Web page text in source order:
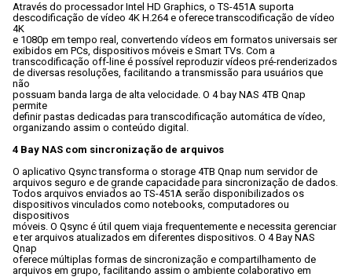
Através do processador Intel HD Graphics, o TS-451A suporta
descodificação de vídeo 4K H.264 e oferece transcodificação de vídeo
4K
e 1080p em tempo real, convertendo vídeos em formatos universais ser
exibidos em PCs, dispositivos móveis e Smart TVs. Com a
transcodificação off-line é possível reproduzir vídeos pré-renderizados
de diversas resoluções, facilitando a transmissão para usuários que
não
possuam banda larga de alta velocidade. O 4 bay NAS 4TB Qnap
permite
definir pastas dedicadas para transcodificação automática de vídeo,
organizando assim o conteúdo digital.
4 Bay NAS com sincronização de arquivos
O aplicativo Qsync transforma o storage 4TB Qnap num servidor de
arquivos seguro e de grande capacidade para sincronização de dados.
Todos arquivos enviados ao TS-451A serão disponibilizados os
dispositivos vinculados como notebooks, computadores ou
dispositivos
móveis. O Qsync é útil quem viaja frequentemente e necessita gerenciar
e ter arquivos atualizados em diferentes dispositivos. O 4 Bay NAS
Qnap
oferece múltiplas formas de sincronização e compartilhamento de
arquivos em grupo, facilitando assim o ambiente colaborativo em